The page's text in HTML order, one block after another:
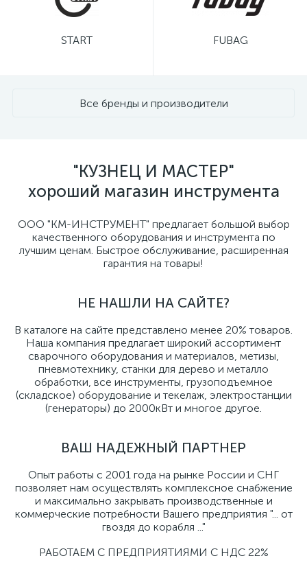
START FUBAG
Все бренды и производители
"КУЗНЕЦ И МАСТЕР"
хороший магазин инструмента
ООО "КМ-ИНСТРУМЕНТ" предлагает большой выбор
качественного оборудования и инструмента по
лучшим ценам. Быстрое обслуживание, расширенная
гарантия на товары!
НЕ НАШЛИ НА САЙТЕ?
В каталоге на сайте представлено менее 20% товаров.
Наша компания предлагает широкий ассортимент
сварочного оборудования и материалов, метизы,
пневмотехнику, станки для дерево и металло
обработки, все инструменты, грузоподъемное
(складское) оборудование и текелаж, электростанции
(генераторы) до 2000кВт и многое другое.
ВАШ НАДЕЖНЫЙ ПАРТНЕР
Опыт работы с 2001 года на рынке России и СНГ
позволяет нам осуществлять комплексное снабжение
и максимально закрывать производственные и
коммерческие потребности Вашего предприятия "... от
гвоздя до корабля ..."
РАБОТАЕМ С ПРЕДПРИЯТИЯМИ С НДС 22%